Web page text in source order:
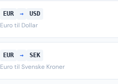
EUR → USD
Euro til Dollar
EUR → SEK
Euro til Svenske Kroner